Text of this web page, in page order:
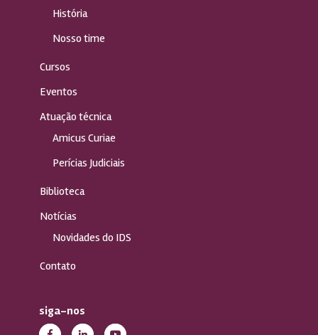
História
Nosso time
Cursos
Eventos
Atuação técnica
Amicus Curiae
Perícias Judiciais
Biblioteca
Notícias
Novidades do IDS
Contato
siga-nos